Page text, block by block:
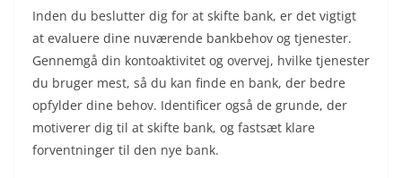
Inden du beslutter dig for at skifte bank, er det vigtigt
at evaluere dine nuværende bankbehov og tjenester.
Gennemgå din kontoaktivitet og overvej, hvilke tjenester
du bruger mest, så du kan finde en bank, der bedre
opfylder dine behov. Identificer også de grunde, der
motiverer dig til at skifte bank, og fastsæt klare
forventninger til den nye bank.